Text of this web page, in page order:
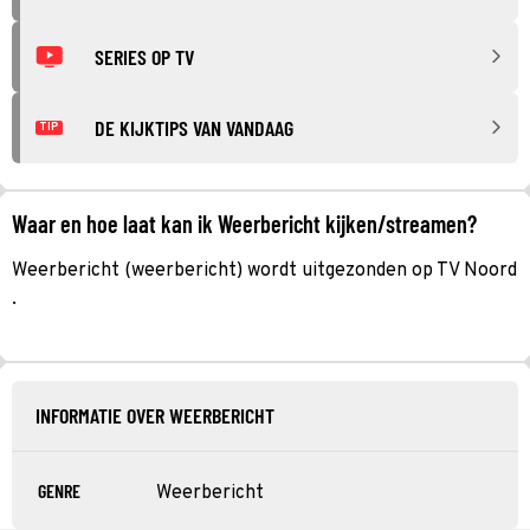
SERIES OP TV
TIP DE KIJKTIPS VAN VANDAAG
Waar en hoe laat kan ik Weerbericht kijken/streamen?
Weerbericht (weerbericht) wordt uitgezonden op TV Noord
.
INFORMATIE OVER WEERBERICHT
GENRE Weerbericht